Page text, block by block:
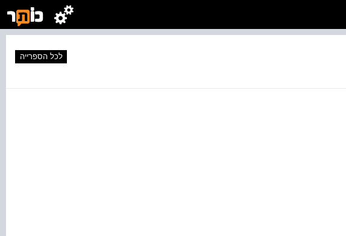
לכל הספרייה